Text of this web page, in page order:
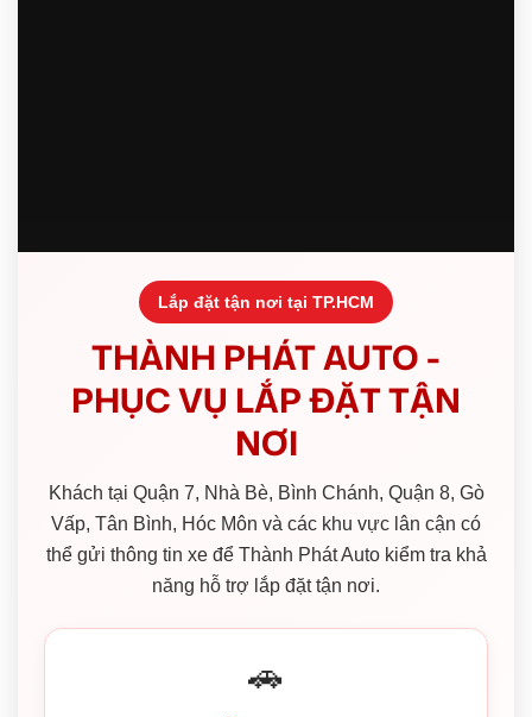
Lắp đặt tận nơi tại TP.HCM
THÀNH PHÁT AUTO -
PHỤC VỤ LẮP ĐẶT TẬN
NƠI
Khách tại Quận 7, Nhà Bè, Bình Chánh, Quận 8, Gò
Vấp, Tân Bình, Hóc Môn và các khu vực lân cận có
thể gửi thông tin xe để Thành Phát Auto kiểm tra khả
năng hỗ trợ lắp đặt tận nơi.
🚗